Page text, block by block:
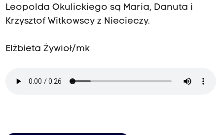
Leopolda Okulickiego są Maria, Danuta i
Krzysztof Witkowscy z Niecieczy.
Elżbieta Żywioł/mk